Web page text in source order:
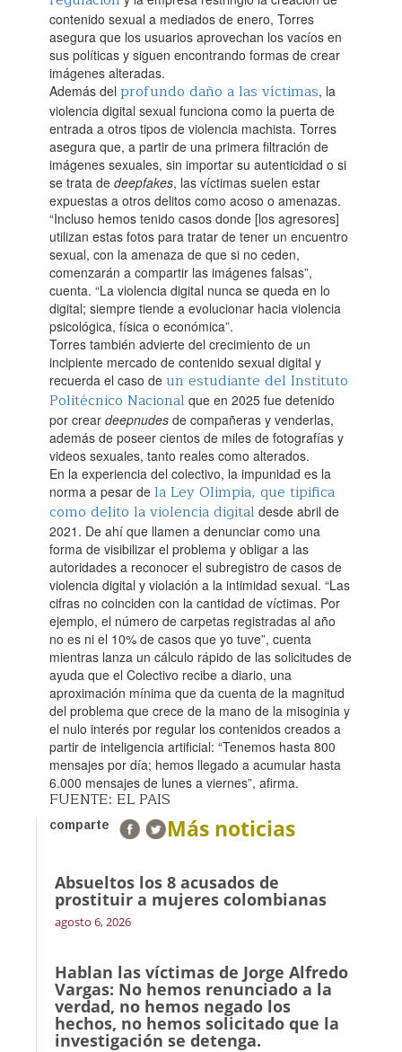
contenido sexual a mediados de enero, Torres
asegura que los usuarios aprovechan los vacíos en
sus políticas y siguen encontrando formas de crear
imágenes alteradas.‌
Además del profundo daño a las víctimas, la
violencia digital sexual funciona como la puerta de
entrada a otros tipos de violencia machista. Torres
asegura que, a partir de una primera filtración de
imágenes sexuales, sin importar su autenticidad o si
se trata de deepfakes, las víctimas suelen estar
expuestas a otros delitos como acoso o amenazas.
“Incluso hemos tenido casos donde [los agresores]
utilizan estas fotos para tratar de tener un encuentro
sexual, con la amenaza de que si no ceden,
comenzarán a compartir las imágenes falsas”,
cuenta. “La violencia digital nunca se queda en lo
digital; siempre tiende a evolucionar hacia violencia
psicológica, física o económica”.‌
Torres también advierte del crecimiento de un
incipiente mercado de contenido sexual digital y
recuerda el caso de un estudiante del Instituto
Politécnico Nacional que en 2025 fue detenido
por crear deepnudes de compañeras y venderlas,
además de poseer cientos de miles de fotografías y
videos sexuales, tanto reales como alterados.‌
En la experiencia del colectivo, la impunidad es la
norma a pesar de la Ley Olimpia, que tipifica
como delito la violencia digital desde abril de
2021. De ahí que llamen a denunciar como una
forma de visibilizar el problema y obligar a las
autoridades a reconocer el subregistro de casos de
violencia digital y violación a la intimidad sexual. “Las
cifras no coinciden con la cantidad de víctimas. Por
ejemplo, el número de carpetas registradas al año
no es ni el 10% de casos que yo tuve”, cuenta
mientras lanza un cálculo rápido de las solicitudes de
ayuda que el Colectivo recibe a diario, una
aproximación mínima que da cuenta de la magnitud
del problema que crece de la mano de la misoginia y
el nulo interés por regular los contenidos creados a
partir de inteligencia artificial: “Tenemos hasta 800
mensajes por día; hemos llegado a acumular hasta
6.000 mensajes de lunes a viernes”, afirma.
FUENTE: EL PAIS
comparte Más noticias
Absueltos los 8 acusados de
prostituir a mujeres colombianas
agosto 6, 2026
Hablan las víctimas de Jorge Alfredo
Vargas: No hemos renunciado a la
verdad, no hemos negado los
hechos, no hemos solicitado que la
investigación se detenga.